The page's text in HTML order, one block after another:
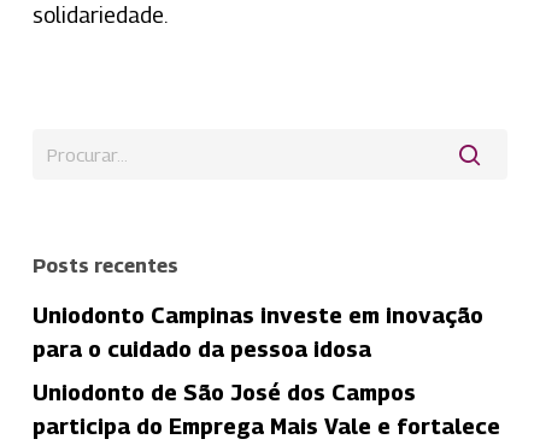
solidariedade.
Posts recentes
Uniodonto Campinas investe em inovação
para o cuidado da pessoa idosa
Uniodonto de São José dos Campos
participa do Emprega Mais Vale e fortalece